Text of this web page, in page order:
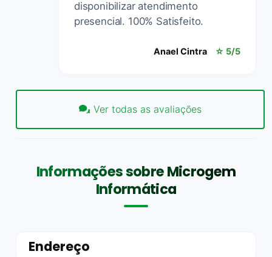
disponibilizar atendimento
presencial. 100% Satisfeito.
Anael Cintra ☆ 5/5
Ver todas as avaliações
Informações sobre Microgem
Informática
Endereço